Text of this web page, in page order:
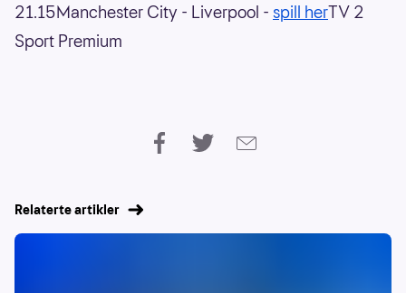
21.15Manchester City - Liverpool - spill herTV 2
Sport Premium
Relaterte artikler